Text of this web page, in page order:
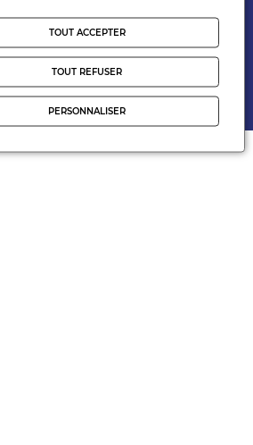
Gérer les cookies
RealisationNodevo
TOUT ACCEPTER
TOUT REFUSER
PERSONNALISER